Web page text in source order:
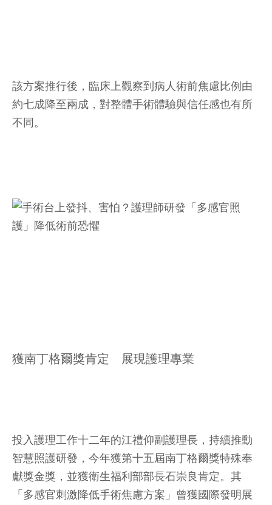
該方案推行後，臨床上觀察到病人術前焦慮比例由
約七成降至兩成，對整體手術體驗與信任感也有所
不同。
獲南丁格爾獎肯定 展現護理專業
投入護理工作十二年的江禮仰副護理長，持續推動
智慧照護研發，今年獲第十五屆南丁格爾獎特殊奉
獻獎金獎，並獲衛生福利部部長石崇良肯定。其
「多感官刺激降低手術焦慮方案」曾獲國際發明展